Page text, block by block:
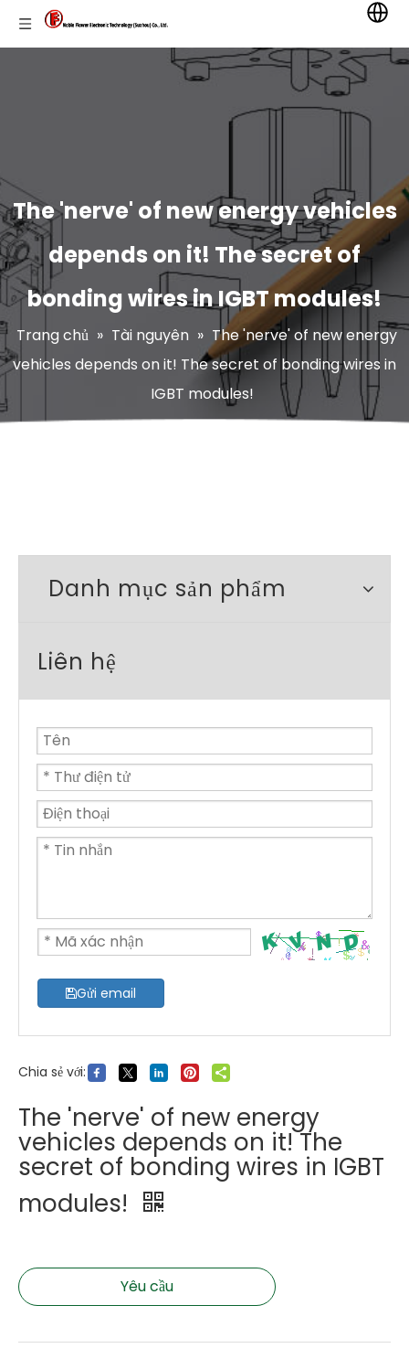
The 'nerve' of new energy vehicles
depends on it! The secret of
bonding wires in IGBT modules!
Trang chủ » Tài nguyên » The 'nerve' of new energy
vehicles depends on it! The secret of bonding wires in
IGBT modules!
Danh mục sản phẩm
Liên hệ
Gửi email
Chia sẻ với:
The 'nerve' of new energy
vehicles depends on it! The
secret of bonding wires in IGBT
modules!
Yêu cầu